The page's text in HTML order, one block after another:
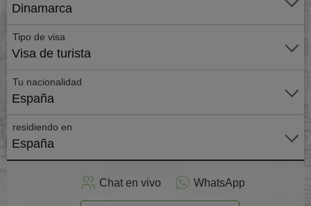
Dinamarca
Tipo de visa
Visa de turista
Tu nacionalidad
España
residiendo en
España
Chat en vivo WhatsApp